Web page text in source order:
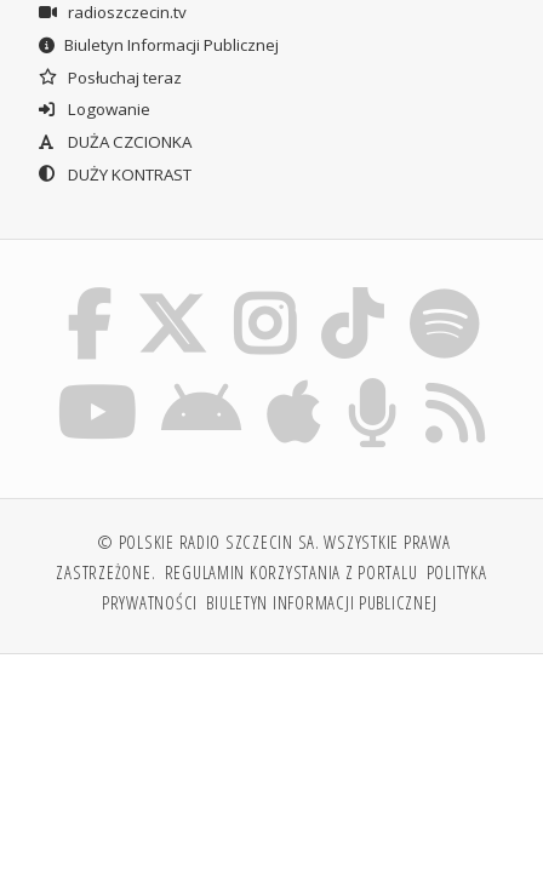
radioszczecin.tv
Biuletyn Informacji Publicznej
Posłuchaj teraz
Logowanie
DUŻA CZCIONKA
DUŻY KONTRAST
© POLSKIE RADIO SZCZECIN SA. WSZYSTKIE PRAWA
ZASTRZEŻONE. REGULAMIN KORZYSTANIA Z PORTALU POLITYKA
PRYWATNOŚCI BIULETYN INFORMACJI PUBLICZNEJ